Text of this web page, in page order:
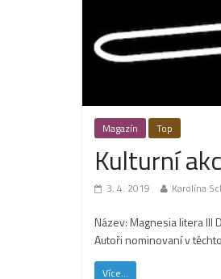
Magazín Top
Kulturní
3. 4. 2019 Karolína
Název: Magnesia litera III
Autoři nominovaní v
Více...